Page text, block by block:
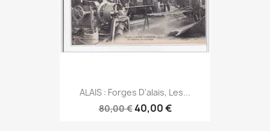
ALAIS : Forges D'alais, Les...
80,00 €40,00 €